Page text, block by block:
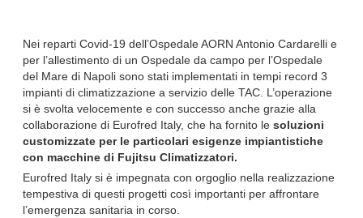
Nei reparti Covid-19 dell’Ospedale AORN Antonio Cardarelli e
per l’allestimento di un Ospedale da campo per l’Ospedale
del Mare di Napoli sono stati implementati in tempi record 3
impianti di climatizzazione a servizio delle TAC. L’operazione
si è svolta velocemente e con successo anche grazie alla
collaborazione di Eurofred Italy, che ha fornito le soluzioni
customizzate per le particolari esigenze impiantistiche
con macchine di Fujitsu Climatizzatori.
Eurofred Italy si è impegnata con orgoglio nella realizzazione
tempestiva di questi progetti così importanti per affrontare
l’emergenza sanitaria in corso.